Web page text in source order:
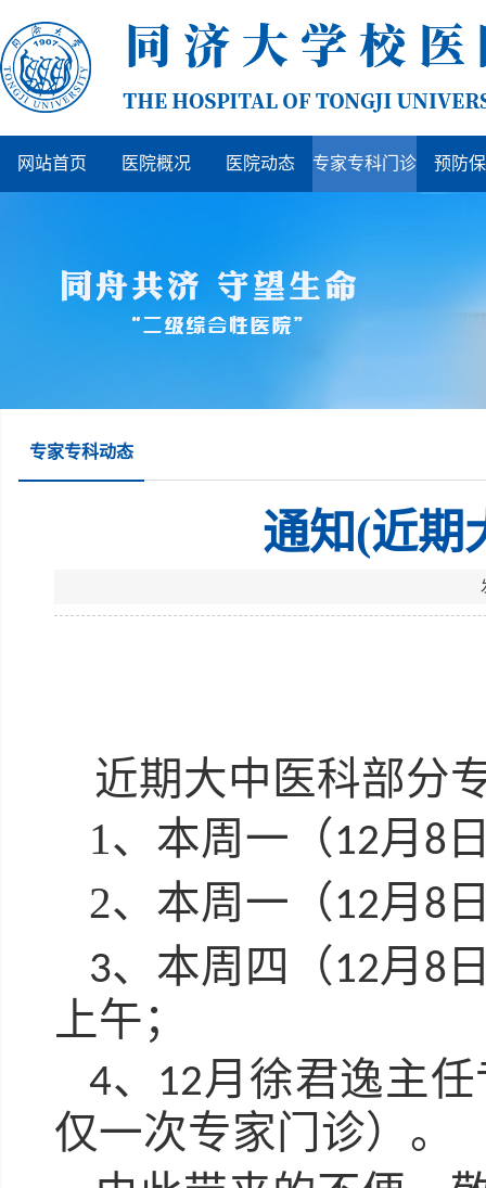
网站首页 医院概况 医院动态 专家专科门诊 预防
专家专科动态
通知(近期
近期大中医科部分
1、 本周一（12月 8
2、 本周一（12月 8
3、 本周四（12月 8
上午；
4、 12月徐君逸主
仅一次专家门诊）。